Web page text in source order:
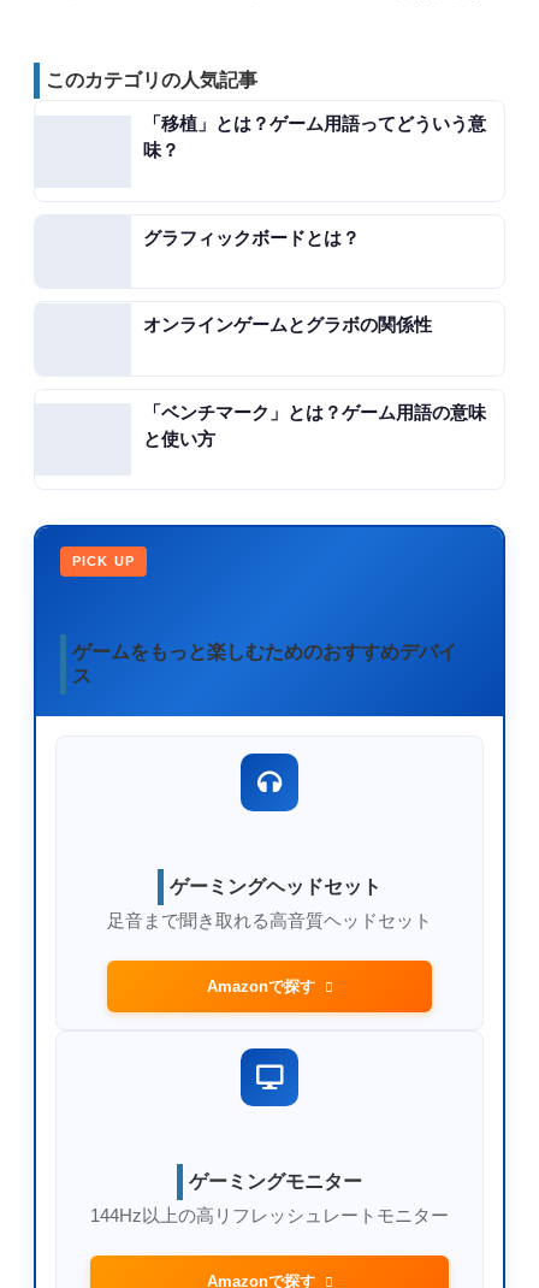
このカテゴリの人気記事
「移植」とは？ゲーム用語ってどういう意
味？
グラフィックボードとは？
オンラインゲームとグラボの関係性
「ベンチマーク」とは？ゲーム用語の意味
と使い方
PICK UP
ゲームをもっと楽しむためのおすすめデバイ
ス
ゲーミングヘッドセット
足音まで聞き取れる高音質ヘッドセット
Amazonで探す
ゲーミングモニター
144Hz以上の高リフレッシュレートモニター
Amazonで探す